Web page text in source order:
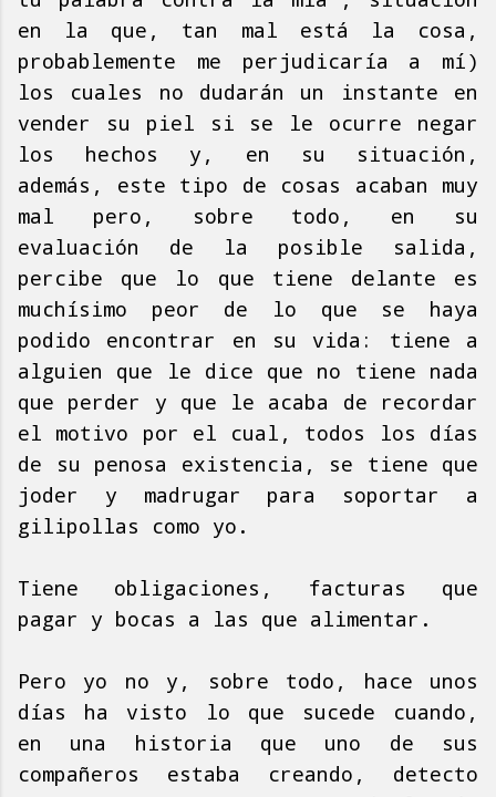
en la que, tan mal está la cosa,
probablemente me perjudicaría a mí)
los cuales no dudarán un instante en
vender su piel si se le ocurre negar
los hechos y, en su situación,
además, este tipo de cosas acaban muy
mal pero, sobre todo, en su
evaluación de la posible salida,
percibe que lo que tiene delante es
muchísimo peor de lo que se haya
podido encontrar en su vida: tiene a
alguien que le dice que no tiene nada
que perder y que le acaba de recordar
el motivo por el cual, todos los días
de su penosa existencia, se tiene que
joder y madrugar para soportar a
gilipollas como yo.
Tiene obligaciones, facturas que
pagar y bocas a las que alimentar.
Pero yo no y, sobre todo, hace unos
días ha visto lo que sucede cuando,
en una historia que uno de sus
compañeros estaba creando, detecto